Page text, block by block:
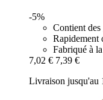
-5%
Contient
Rapidement
Fabriqué à
7,02 € 7,39 €
Livraison jusqu'au